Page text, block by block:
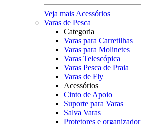
Veja mais Acessórios
Varas de Pesca
Categoria
Varas para Carretilhas
Varas para Molinetes
Varas Telescópica
Varas Pesca de Praia
Varas de Fly
Acessórios
Cinto de Apoio
Suporte para Varas
Salva Varas
Protetores e organizador